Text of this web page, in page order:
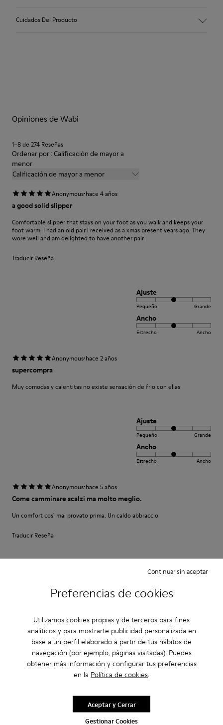
Preferencias de cookies
Utilizamos cookies propias y de terceros para fines
analíticos y para mostrarte publicidad personalizada en
base a un perfil elaborado a partir de tus hábitos de
navegación (por ejemplo, páginas visitadas). Puedes
obtener más información y configurar tus preferencias
en la Política de cookies.
Gestionar Cookies
Continuar sin aceptar
Aceptar y Cerrar
Cuidados Del Producto
Si deseas obtener información detallada sobre cómo cuidar de
Opiniones de Wabi
1–8 de 274 Reseñas
Ordenar por : Calificación de mayor a
menor
Calificación de mayor a menor
Anonymous·hace 4 años
a good solid slipper
Comfortable slipper that stays on your foot as you walk and keeps your
foot warm. I had an old pair i received as a xmas present years ago. They
wore well and am delighted to have another pair.
Traducir Reseña
Ajuste
Pequeño Grande
Ancho
Estrecho Ancho
Anonymous·hace 2 años
supercompra
Muy comodas y calentitas no existe sensación de frio con ellas
Ajuste
Pequeño Grande
Ancho
Estrecho Ancho
Anonymous·hace 5 años
Come camminare scalzi ma molto meglio.
Un comfort così mai provato prima. Un caldo abbraccio
Traducir Reseña
Ajuste
Ancho
Anonymous·hace 4 años
Comodidad
Pesan poco buen agarre diseño alegre. Ideales para teletrabajo con estilo
Ajuste
Pequeño